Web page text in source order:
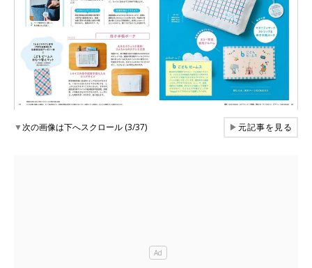
▼次の画像は下へスクロール (3/37) ▶元記事を見る